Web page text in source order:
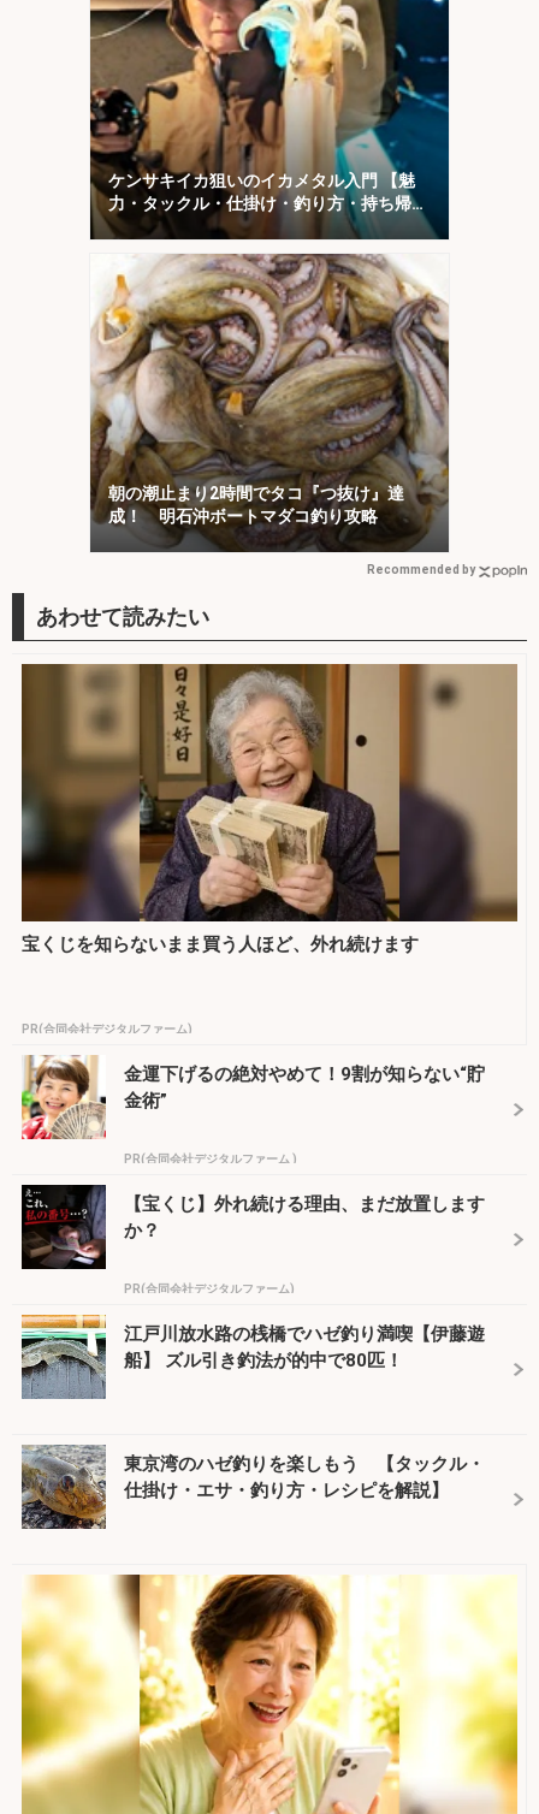
ケンサキイカ狙いのイカメタル入門 【魅
力・タックル・仕掛け・釣り方・持ち帰り
方を解説】
朝の潮止まり2時間でタコ『つ抜け』達
成！ 明石沖ボートマダコ釣り攻略
Recommended by
宝くじを知らないまま買う人ほど、外れ続けます
PR(合同会社デジタルファーム)
金運下げるの絶対やめて！9割が知らない“貯
金術”
PR(合同会社デジタルファーム )
【宝くじ】外れ続ける理由、まだ放置します
か？
PR(合同会社デジタルファーム)
江戸川放水路の桟橋でハゼ釣り満喫【伊藤遊
船】 ズル引き釣法が的中で80匹！
東京湾のハゼ釣りを楽しもう 【タックル・
仕掛け・エサ・釣り方・レシピを解説】